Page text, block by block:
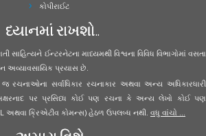
કોપીરાઈટ
ધ્યાનમાં રાખશો..
સાહિત્યને ઈન્ટરનેટના માધ્યમથી વિશ્વના વિવિધ વિભાગોમાં વસતા
અવ્યાવસાયિક પ્રયાસ છે.
સર્વાધિકાર રચનાકાર અથવા અન્ય અધિકારધારી
પર પ્રસિધ્ધ કોઈ પણ રચના કે અન્ય લેખો કોઈ પણ
અથવા ક્રિએટીવ કોમન્સ) હેઠળ ઉપલબ્ધ નથી. વધુ વાંચો ...